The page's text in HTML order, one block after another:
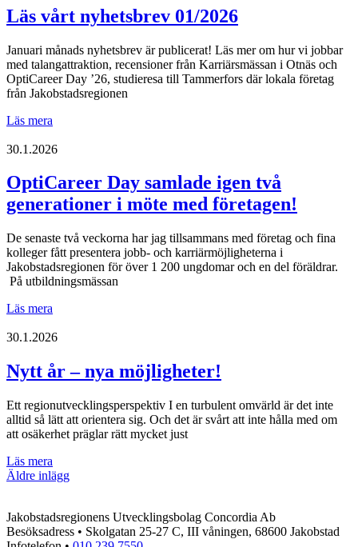
lyfter
Jakobstadsregionens
Läs vårt nyhetsbrev 01/2026
Januari månads nyhetsbrev är publicerat! Läs mer om hur vi jobbar
med talangattraktion, recensioner från Karriärsmässan i Otnäs och
OptiCareer Day ’26, studieresa till Tammerfors där lokala företag
från Jakobstadsregionen
Läs mera
nyhetsbrev
30.1.2026
OptiCareer Day samlade igen två
generationer i möte med företagen!
De senaste två veckorna har jag tillsammans med företag och fina
kolleger fått presentera jobb- och karriärmöjligheterna i
Jakobstadsregionen för över 1 200 ungdomar och en del föräldrar.
På utbildningsmässan
Läs mera
samlade
två
generationer
möte
med
företagen!
30.1.2026
Nytt år – nya möjligheter!
Ett regionutvecklingsperspektiv I en turbulent omvärld är det inte
alltid så lätt att orientera sig. Och det är svårt att inte hålla med om
att osäkerhet präglar rätt mycket just
Läs mera
år
möjligheter!
Inläggsnavigering
Äldre inlägg
Jakobstadsregionens Utvecklingsbolag Concordia Ab
Besöksadress • Skolgatan 25-27 C, III våningen, 68600 Jakobstad